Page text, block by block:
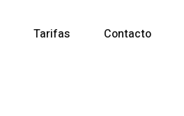
Tarifas Contacto